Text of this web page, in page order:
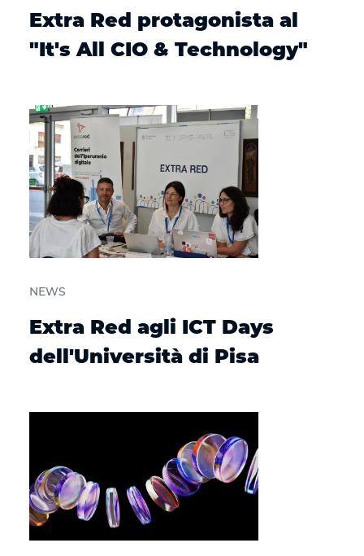
Extra Red protagonista al
"It's All CIO & Technology"
NEWS
Extra Red agli ICT Days
dell'Università di Pisa